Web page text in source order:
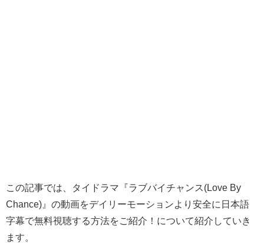
この記事では、タイドラマ『ラブバイチャンス(Love By
Chance)』の動画をデイリーモーションより安全に日本語
字幕で無料視聴する方法をご紹介！について紹介していき
ます。